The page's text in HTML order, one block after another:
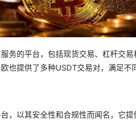
务的平台，包括现货交易、杠杆交
也提供了多种USDT交易对，满足不
，以其安全性和合规性而闻名，它